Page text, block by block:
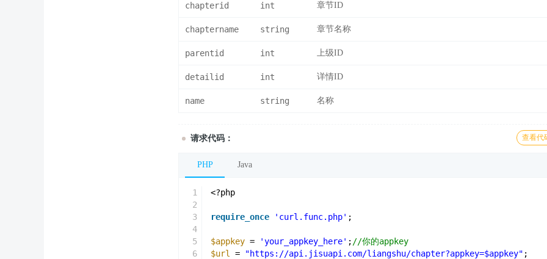
chapterid int 章节ID
chaptername string 章节名称
parentid int 上级ID
detailid int 详情ID
name string 名称
请求代码： 查看代
PHP Java
1
2
3
4
5
6
<?php
require_once 'curl.func.php' ;
$appkey = 'your_appkey_here' ; //你的appkey
$url
= "https://api.jisuapi.com/liangshu/chapter?appkey=$appkey" ;